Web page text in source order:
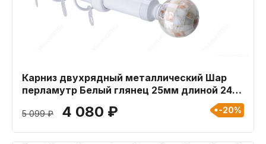
Карниз двухрядный металлический Шар
перламутр Белый глянец 25мм длиной 240
5 099 ₽ 4 080 ₽ -20%